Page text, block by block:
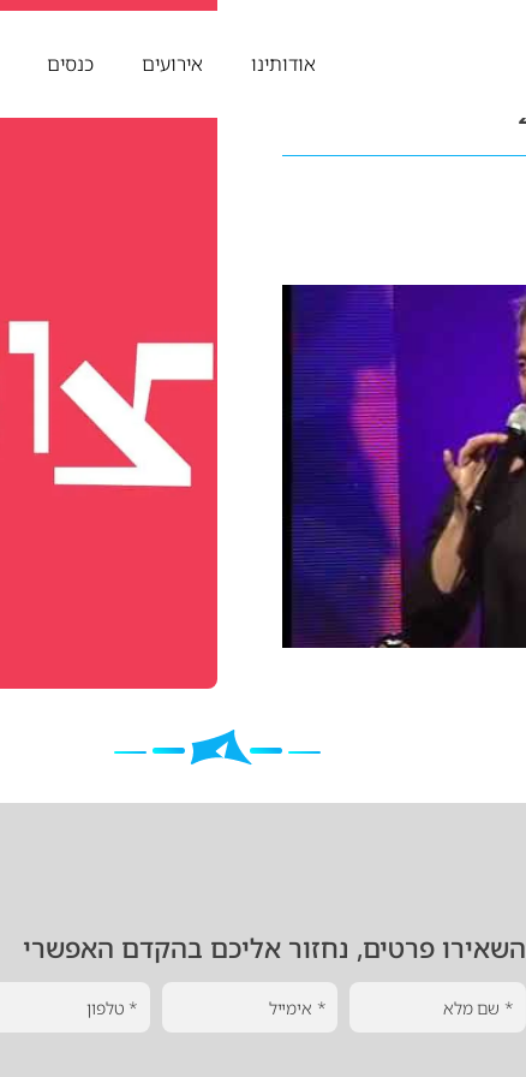
אודותינו אירועים כנסים
השאירו פרטים, נחזור אליכם בהקדם האפשרי